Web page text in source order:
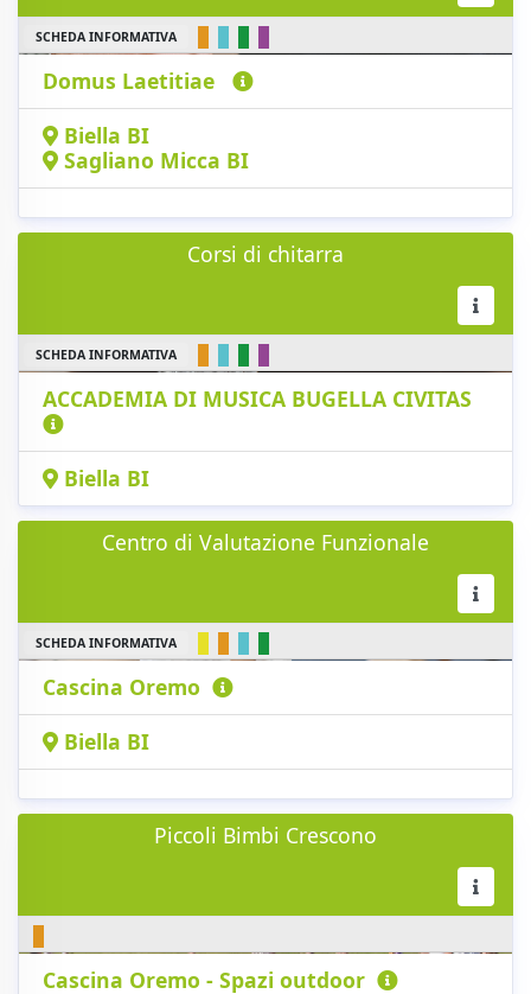
SCHEDA INFORMATIVA
Domus Laetitiae
Biella BI
Sagliano Micca BI
Corsi di chitarra
SCHEDA INFORMATIVA
ACCADEMIA DI MUSICA BUGELLA CIVITAS
Biella BI
Centro di Valutazione Funzionale
SCHEDA INFORMATIVA
Cascina Oremo
Biella BI
Piccoli Bimbi Crescono
Cascina Oremo - Spazi outdoor